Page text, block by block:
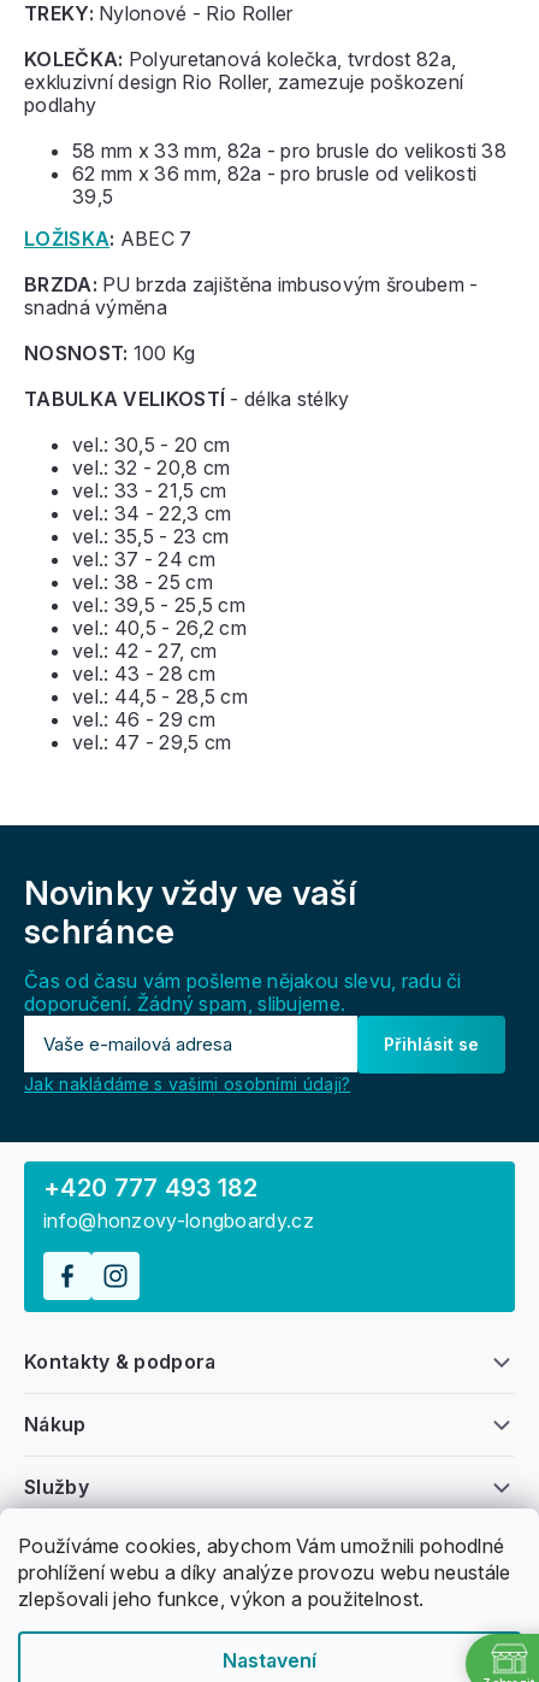
Používáme cookies, abychom Vám umožnili pohodlné
prohlížení webu a díky analýze provozu webu neustále
zlepšovali jeho funkce, výkon a použitelnost.
Nastavení
TREKY: Nylonové - Rio Roller
KOLEČKA: Polyuretanová kolečka, tvrdost 82a,
exkluzivní design Rio Roller, zamezuje poškození
podlahy
58 mm x 33 mm, 82a - pro brusle do velikosti 38
62 mm x 36 mm, 82a - pro brusle od velikosti
39,5
LOŽISKA: ABEC 7
BRZDA: PU brzda zajištěna imbusovým šroubem -
snadná výměna
NOSNOST: 100 Kg
TABULKA VELIKOSTÍ - délka stélky
vel.: 30,5 - 20 cm
vel.: 32 - 20,8 cm
vel.: 33 - 21,5 cm
vel.: 34 - 22,3 cm
vel.: 35,5 - 23 cm
vel.: 37 - 24 cm
vel.: 38 - 25 cm
vel.: 39,5 - 25,5 cm
vel.: 40,5 - 26,2 cm
vel.: 42 - 27, cm
vel.: 43 - 28 cm
vel.: 44,5 - 28,5 cm
vel.: 46 - 29 cm
vel.: 47 - 29,5 cm
Novinky vždy ve vaší
schránce
Čas od času vám pošleme nějakou slevu, radu či
doporučení. Žádný spam, slibujeme.
Přihlásit se
Jak nakládáme s vašimi osobními údaji?
Všeobecné informace
Nákup
Kontakty & podpora
Služby
+420 777 493 182
info@honzovy-longboardy.cz